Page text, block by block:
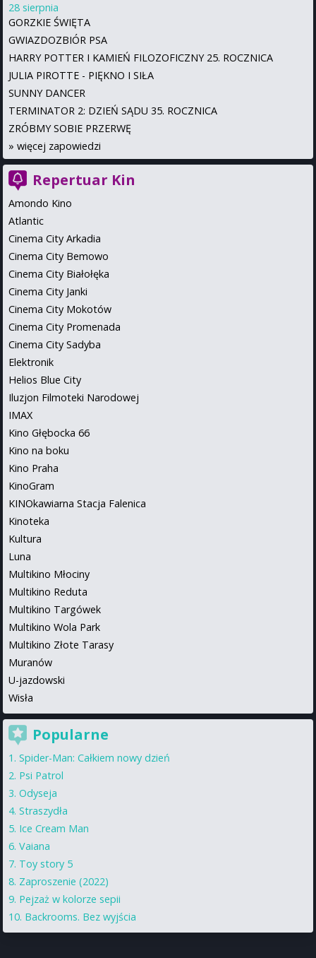
28 sierpnia
GORZKIE ŚWIĘTA
GWIAZDOZBIÓR PSA
HARRY POTTER I KAMIEŃ FILOZOFICZNY 25. ROCZNICA
JULIA PIROTTE - PIĘKNO I SIŁA
SUNNY DANCER
TERMINATOR 2: DZIEŃ SĄDU 35. ROCZNICA
ZRÓBMY SOBIE PRZERWĘ
» więcej zapowiedzi
Repertuar Kin
Amondo Kino
Atlantic
Cinema City Arkadia
Cinema City Bemowo
Cinema City Białołęka
Cinema City Janki
Cinema City Mokotów
Cinema City Promenada
Cinema City Sadyba
Elektronik
Helios Blue City
Iluzjon Filmoteki Narodowej
IMAX
Kino Głębocka 66
Kino na boku
Kino Praha
KinoGram
KINOkawiarna Stacja Falenica
Kinoteka
Kultura
Luna
Multikino Młociny
Multikino Reduta
Multikino Targówek
Multikino Wola Park
Multikino Złote Tarasy
Muranów
U-jazdowski
Wisła
Popularne
Spider-Man: Całkiem nowy dzień
Psi Patrol
Odyseja
Straszydła
Ice Cream Man
Vaiana
Toy story 5
Zaproszenie (2022)
Pejzaż w kolorze sepii
Backrooms. Bez wyjścia